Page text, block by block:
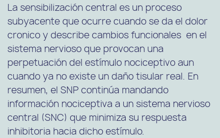
La sensibilización central es un proceso
subyacente que ocurre cuando se da el dolor
cronico y describe cambios funcionales en el
sistema nervioso que provocan una
perpetuación del estímulo nociceptivo aun
cuando ya no existe un daño tisular real. En
resumen, el SNP continúa mandando
información nociceptiva a un sistema nervioso
central (SNC) que minimiza su respuesta
inhibitoria hacia dicho estímulo.